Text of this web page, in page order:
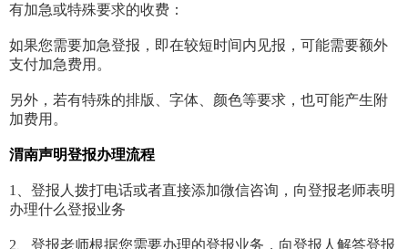
有加急或特殊要求的收费：
如果您需要加急登报，即在较短时间内见报，可能需要额外
支付加急费用。
另外，若有特殊的排版、字体、颜色等要求，也可能产生附
加费用。
渭南声明登报办理流程
1、登报人拨打电话或者直接添加微信咨询，向登报老师表明
办理什么登报业务
2、登报老师根据您需要办理的登报业务，向登报人解答登报